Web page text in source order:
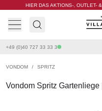
HIER DAS AKTIONS-, OUTLET-
+49 (0)40 727 33 33 3
VONDOM / SPRITZ
Vondom Spritz